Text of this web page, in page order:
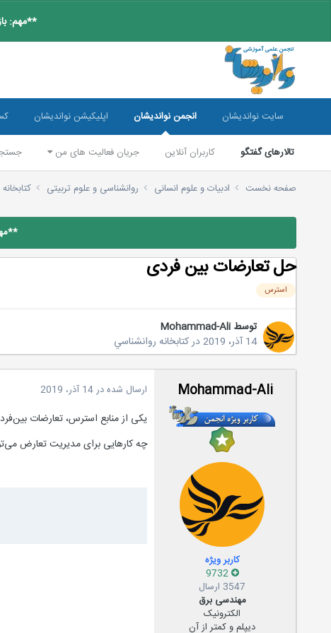
**مهم:
سایت نواندیشان انجمن نواندیشان
تالارهای گفتگو کاربران آنلاین جریان فعالیت های من
اپلیکیشن نواندیشان
صفحه نخست ادبیات و علوم انسانی روانشناسی و علوم تربیتی
حل تعارضات بین فردی
استرس
توسط Mohammad-Ali
14 آذر، 2019
درکتابخانه روانشناسي
Mohammad-Ali
کاربر ویژه
9732
3547 ارسال
مهندسی برق
الکترونیک
دیپلم و کمتر از آن
ارسال شده در14 آذر، 2019
یکی از منابع استرس، تعارضات
چه کارهایی برای مدیریت تعارض